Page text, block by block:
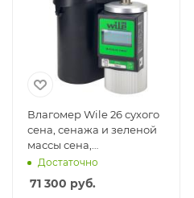
Влагомер Wile 26 сухого
сена, сенажа и зеленой
массы сена,
непрессованных и
тюкованных,
русскоязычная версия
Достаточно
71 300 руб.